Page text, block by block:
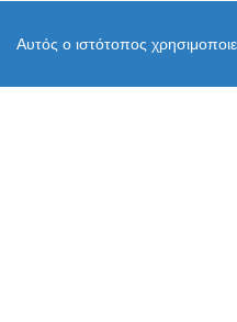
Αυτός ο ιστότοπος